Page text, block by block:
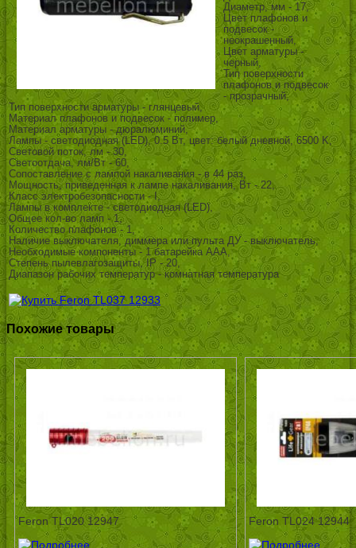
Диаметр, мм - 17,
Цвет плафонов и
подвесок -
неокрашенный,
Цвет арматуры -
черный,
Тип поверхности
плафонов и подвесок
- прозрачный,
Тип поверхности арматуры - глянцевый,
Материал плафонов и подвесок - полимер,
Материал арматуры - дюралюминий,
Лампы - светодиодная (LED), 0.5 Вт, цвет: белый дневной, 6500 K,
Световой поток, лм - 30,
Светоотдача, лм/Вт - 60,
Сопоставление с лампой накаливания - в 44 раз,
Мощность, приведенная к лампе накаливания, Вт - 22,
Класс электробезопасности - I,
Лампы в комплекте - светодиодная (LED),
Общее кол-во ламп - 1,
Количество плафонов - 1,
Наличие выключателя, диммера или пульта ДУ - выключатель,
Необходимые компоненты - 1 батарейка ААА,
Степень пылевлагозащиты, IP - 20,
Диапазон рабочих температур - комнатная температура
Похожие товары
Feron TL020 12947 Feron TL024 12944